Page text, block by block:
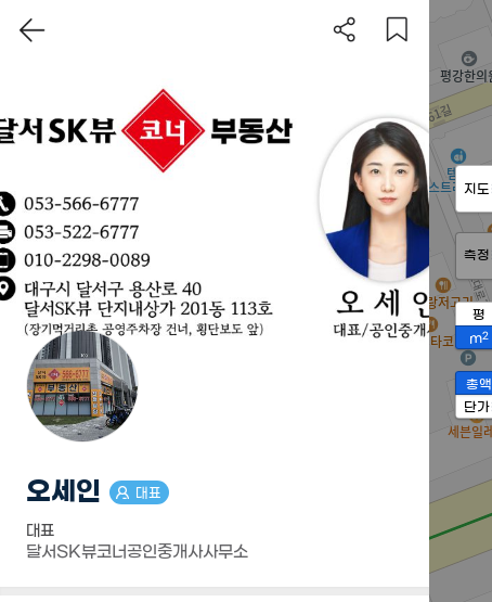
지도
측정
평
m2
총액
단가
오세인 대표
대표
달서SK뷰코너공인중개사사무소